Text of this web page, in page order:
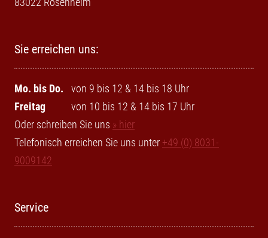
Sie erreichen uns:
Mo. bis Do.
von 9 bis 12 & 14 bis 18 Uhr
Freitag
von 10 bis 12 & 14 bis 17 Uhr
Oder schreiben Sie uns » hier
Telefonisch erreichen Sie uns unter +49 (0) 8031-
9009142
Service